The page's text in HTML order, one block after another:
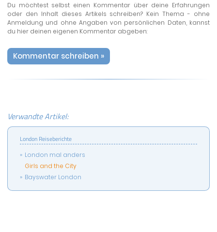
Du möchtest selbst einen Kommentar über deine Erfahrungen
oder den Inhalt dieses Artikels schreiben? Kein Thema - ohne
Anmeldung und ohne Angaben von persönlichen Daten, kannst
du hier deinen eigenen Kommentar abgeben:
Kommentar schreiben »
Verwandte Artikel:
London Reiseberichte
London mal anders
Girls and the City
Bayswater London